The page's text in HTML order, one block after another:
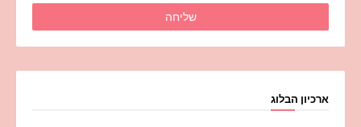
ארכיון הבלוג